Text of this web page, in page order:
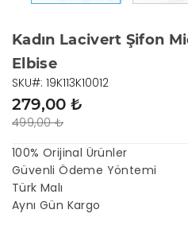
Kadın Lacivert Şifon
Elbise
499,00 ₺
279,00 ₺
SKU#: 19K113K10012
100% Orijinal Ürünler
Güvenli Ödeme Yöntemi
Türk Malı
Aynı Gün Kargo